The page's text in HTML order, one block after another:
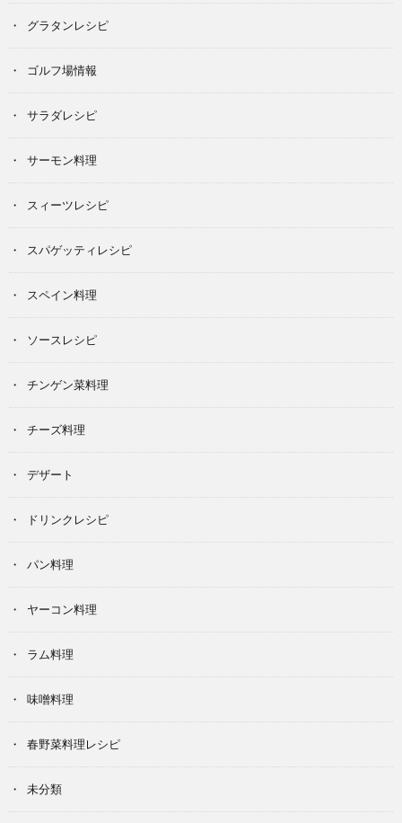
グラタンレシピ
ゴルフ場情報
サラダレシピ
サーモン料理
スィーツレシピ
スパゲッティレシピ
スペイン料理
ソースレシピ
チンゲン菜料理
チーズ料理
デザート
ドリンクレシピ
パン料理
ヤーコン料理
ラム料理
味噌料理
春野菜料理レシピ
未分類